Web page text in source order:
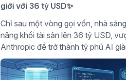
giới với 36 tỷ USD✨
Chỉ sau một vòng gọi vốn, nhà
nâng khối tài sản lên 36 tỷ USD,
Anthropic để trở thành tỷ phú AI